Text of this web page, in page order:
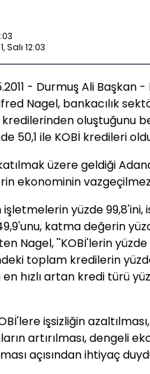
Salı 12:03
- Durmuş Ali Başkan
Nagel, bankacılık
kredilerinden oluştuğunu
50,1 ile KOBİ kredileri
üzere geldiği
ekonominin
yüzde 99,8'ini,
katma değerin
Nagel, ''KOBİ'lerin
toplam kredilerin
hızlı artan kredi türü
işsizliğin
artırılması, dengeli
açısından ihtiyaç